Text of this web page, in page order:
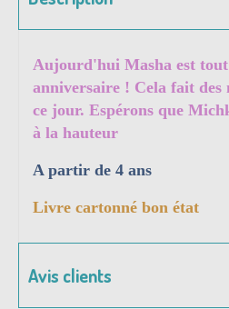
Aujourd'hui Masha est tout
anniversaire ! Cela fait des
ce jour. Espérons que
à la hauteur
A partir de 4 ans
Livre cartonné bon état
Avis clients